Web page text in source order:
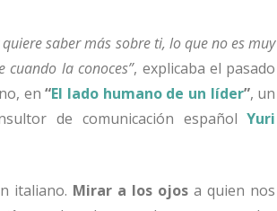
saber más sobre ti, lo que no es muy
la conoces”, explicaba el pasado
en“El lado humano de un líder”, un
de comunicación españolYuri
italiano. Mirar a los ojos a quien nos